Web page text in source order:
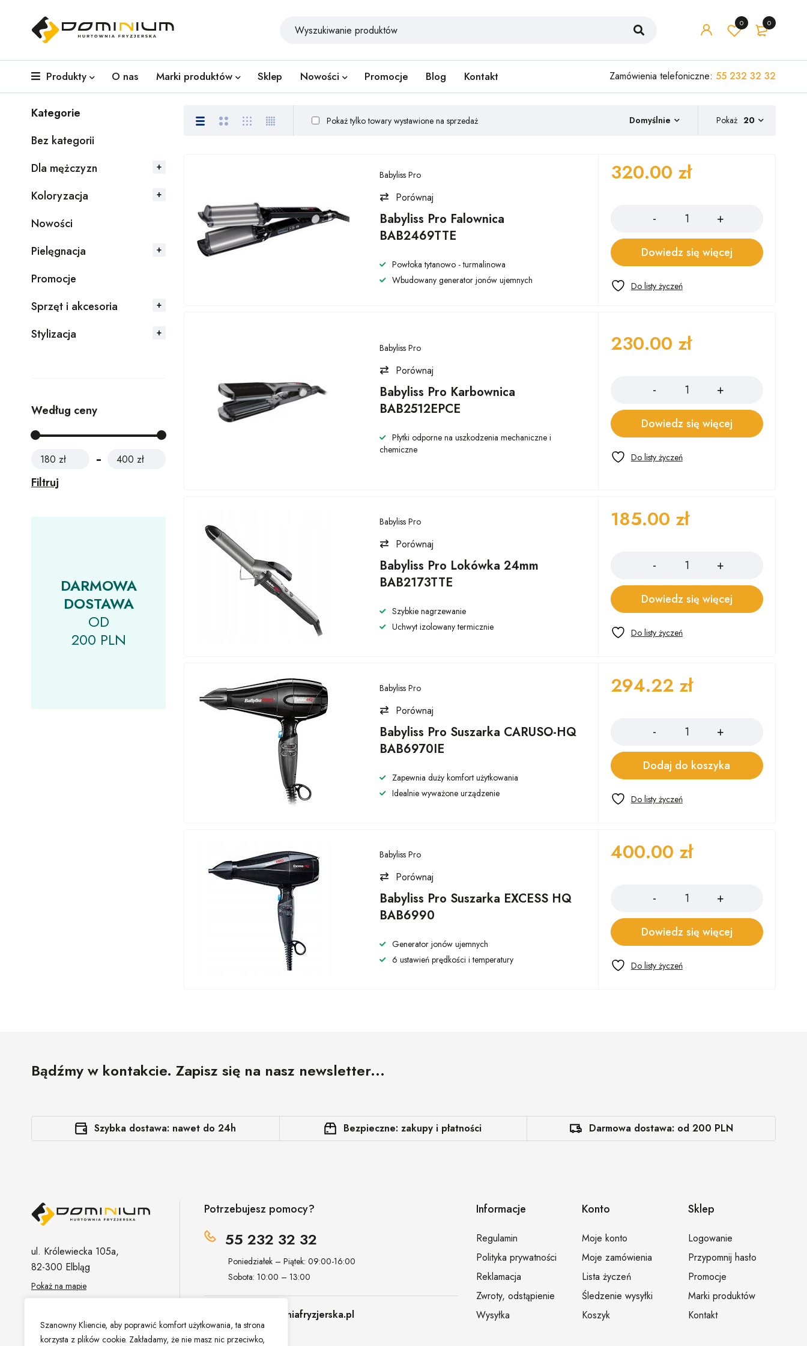
Szanowny Kliencie, aby poprawić komfort użytkowania, ta strona
korzysta z plików cookie. Zakładamy, że nie masz nic przeciwko,
0
0
Produkty O nas Marki produktów Sklep Nowości Promocje Blog Kontakt Zamówienia telefoniczne: 55 232 32 32
Kategorie
Bez kategorii
Dla mężczyzn
Koloryzacja
Nowości
Pielęgnacja
Promocje
Sprzęt i akcesoria
Stylizacja
Według ceny
Filtruj
180 zł 400 zł
DARMOWA
DOSTAWA
OD
200 PLN
Domyślnie
Pokaż tylko towary wystawione na sprzedaż Pokaż 20
Babyliss Pro
Porównaj
Babyliss Pro Falownica
BAB2469TTE
Powłoka tytanowo - turmalinowa
Wbudowany generator jonów ujemnych
320.00 zł
Dowiedz się więcej
Babyliss Pro
Porównaj
Babyliss Pro Karbownica
BAB2512EPCE
Płytki odporne na uszkodzenia mechaniczne i
chemiczne
230.00 zł
Dowiedz się więcej
Babyliss Pro
Porównaj
Babyliss Pro Lokówka 24mm
BAB2173TTE
Szybkie nagrzewanie
Uchwyt izolowany termicznie
185.00 zł
Dowiedz się więcej
Babyliss Pro
Porównaj
Babyliss Pro Suszarka CARUSO-HQ
BAB6970IE
Zapewnia duży komfort użytkowania
Idealnie wyważone urządzenie
294.22 zł
Dodaj do koszyka
Babyliss Pro
Porównaj
Babyliss Pro Suszarka EXCESS HQ
BAB6990
Generator jonów ujemnych
6 ustawień prędkości i temperatury
400.00 zł
Dowiedz się więcej
Bądźmy w kontakcie. Zapisz się na nasz newsletter...
Szybka dostawa: nawet do 24h Bezpieczne: zakupy i płatności Darmowa dostawa: od 200 PLN
ul. Królewiecka 105a,
82-300 Elbląg
Pokaż na mapie
Potrzebujesz pomocy?
55 232 32 32
Poniedziałek – Piątek: 09:00-16:00
Sobota: 10:00 – 13:00
sklep@hurtowniafryzjerska.pl
Informacje
Regulamin
Polityka prywatności
Reklamacja
Zwroty, odstąpienie
Wysyłka
Konto
Moje konto
Moje zamówienia
Lista życzeń
Śledzenie wysyłki
Koszyk
Sklep
Logowanie
Przypomnij hasło
Promocje
Marki produktów
Kontakt